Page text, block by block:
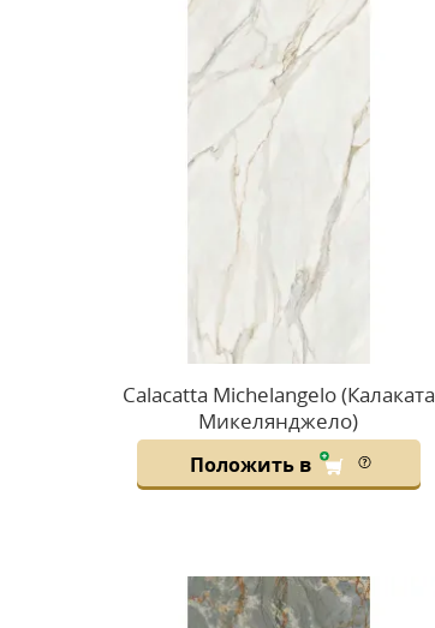
Calacatta Michelangelo (Калаката
Микелянджело)
Положить в